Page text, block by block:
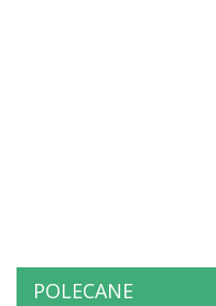
POLECANE